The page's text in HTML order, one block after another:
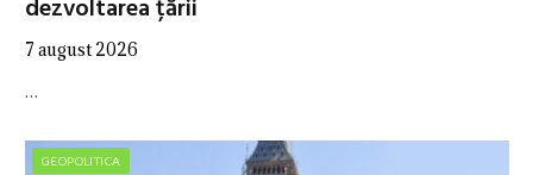
dezvoltarea țării
7 august 2026
…
GEOPOLITICA